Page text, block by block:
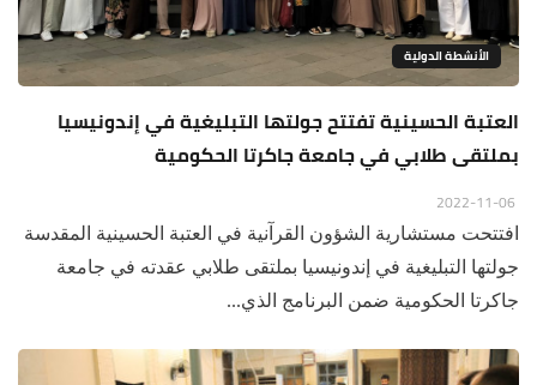
الأنشطة الدولية
العتبة الحسينية تفتتح جولتها التبليغية في إندونيسيا
بملتقى طلابي في جامعة جاكرتا الحكومية
افتتحت مستشارية الشؤون القرآنية في العتبة الحسينية المقدسة
جولتها التبليغية في إندونيسيا بملتقى طلابي عقدته في جامعة
جاكرتا الحكومية ضمن البرنامج الذي...